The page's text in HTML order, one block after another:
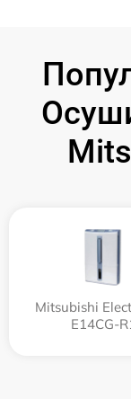
Mitsubishi
E14CG-